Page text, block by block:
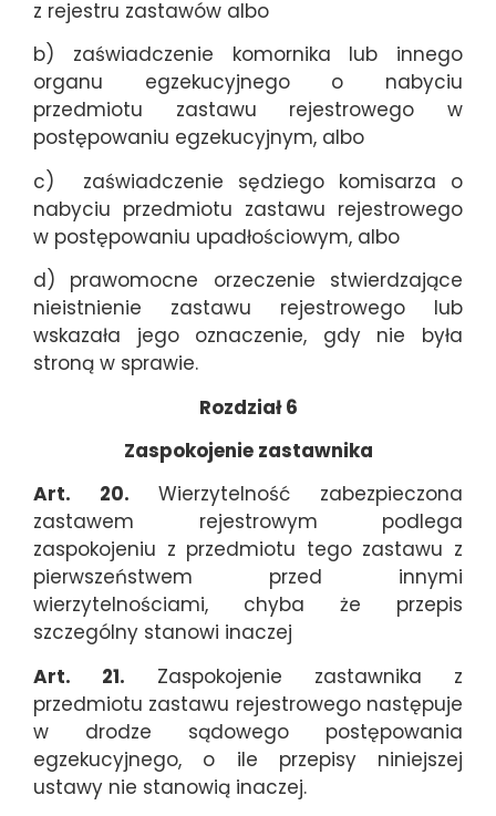
z rejestru zastawów albo
b) zaświadczenie komornika lub innego
organu egzekucyjnego o nabyciu
przedmiotu zastawu rejestrowego w
postępowaniu egzekucyjnym, albo
c) zaświadczenie sędziego komisarza o
nabyciu przedmiotu zastawu rejestrowego
w postępowaniu upadłościowym, albo
d) prawomocne orzeczenie stwierdzające
nieistnienie zastawu rejestrowego lub
wskazała jego oznaczenie, gdy nie była
stroną w sprawie.
Rozdział 6
Zaspokojenie zastawnika
Art. 20. Wierzytelność zabezpieczona
zastawem rejestrowym podlega
zaspokojeniu z przedmiotu tego zastawu z
pierwszeństwem przed innymi
wierzytelnościami, chyba że przepis
szczególny stanowi inaczej
Art. 21. Zaspokojenie zastawnika z
przedmiotu zastawu rejestrowego następuje
w drodze sądowego postępowania
egzekucyjnego, o ile przepisy niniejszej
ustawy nie stanowią inaczej.